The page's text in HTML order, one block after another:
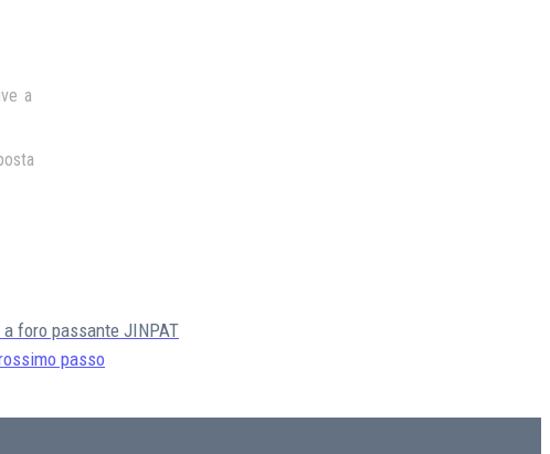
a
foro passante JINPAT
passo